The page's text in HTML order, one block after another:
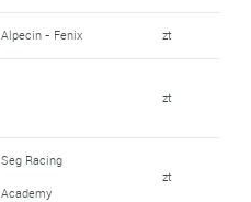
Alpecin - Fenix zt
zt
Seg Racing
Academy
zt